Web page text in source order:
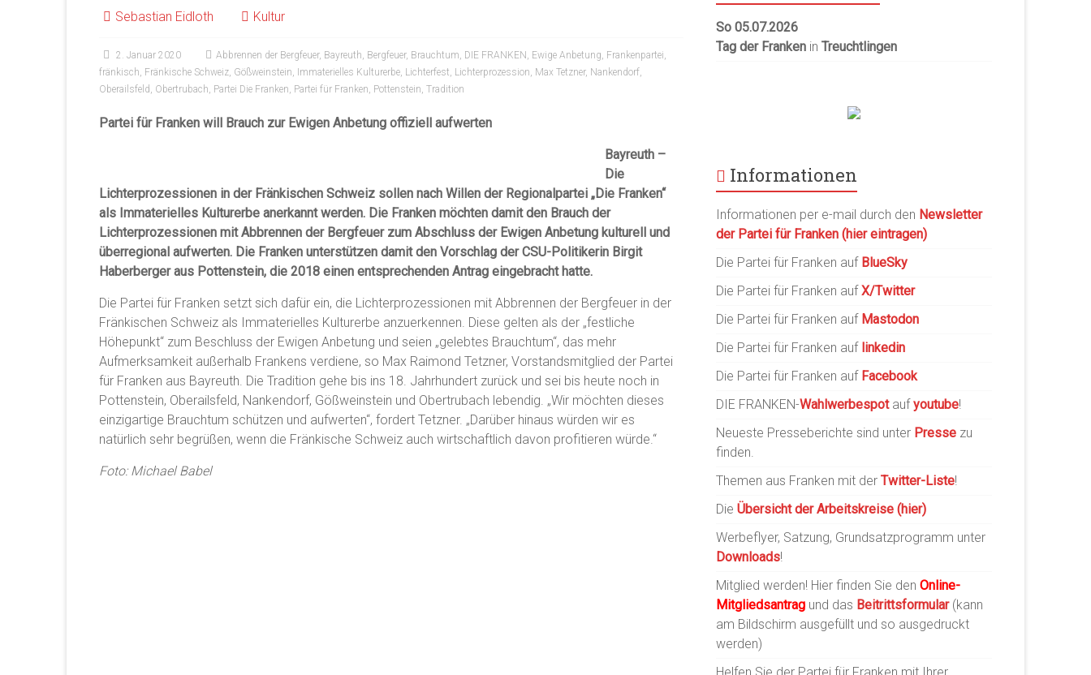
Sebastian Eidloth Kultur
2. Januar 2020 Abbrennen der Bergfeuer, Bayreuth, Bergfeuer, Brauchtum, DIE FRANKEN , Ewige Anbetung, Frankenpartei,
fränkisch, Fränkische Schweiz, Gößweinstein, Immaterielles Kulturerbe, Lichterfest, Lichterprozession, Max Tetzner, Nankendorf,
Oberailsfeld , Obertrubach, Partei Die Franken, Partei für Franken, Pottenstein, Tradition
Partei für Franken will Brauch zur Ewigen Anbetung offiziell aufwerten
Bayreuth –
Die
Lichterprozessionen in der Fränkischen Schweiz sollen nach Willen der Regionalpartei „Die Franken“
als Immaterielles Kulturerbe anerkannt werden. Die Franken möchten damit den Brauch der
Lichterprozessionen mit Abbrennen der Bergfeuer zum Abschluss der Ewigen Anbetung kulturell und
überregional aufwerten. Die Franken unterstützen damit den Vorschlag der CSU-Politikerin Birgit
Haberberger aus Pottenstein, die 2018 einen entsprechenden Antrag eingebracht hatte.
Die Partei für Franken setzt sich dafür ein, die Lichterprozessionen mit Abbrennen der Bergfeuer in der
Fränkischen Schweiz als Immaterielles Kulturerbe anzuerkennen. Diese gelten als der „festliche
Höhepunkt“ zum Beschluss der Ewigen Anbetung und seien „gelebtes Brauchtum“, das mehr
Aufmerksamkeit außerhalb Frankens verdiene, so Max Raimond Tetzner, Vorstandsmitglied der Partei
für Franken aus Bayreuth. Die Tradition gehe bis ins 18. Jahrhundert zurück und sei bis heute noch in
Pottenstein, Oberailsfeld, Nankendorf, Gößweinstein und Obertrubach lebendig. „Wir möchten dieses
einzigartige Brauchtum schützen und aufwerten“, fordert Tetzner. „Darüber hinaus würden wir es
natürlich sehr begrüßen, wenn die Fränkische Schweiz auch wirtschaftlich davon profitieren würde.“
Foto: Michael Babel
So 05.07.2026
Tag der Franken inTreuchtlingen
Informationen
Informationen per e-mail durch den Newsletter
der Partei für Franken (hier eintragen)
Die Partei für Franken auf BlueSky
Die Partei für Franken aufX/Twitter
Die Partei für Franken auf Mastodon
Die Partei für Franken auf linkedin
Die Partei für Franken auf Facebook
DIE FRANKEN-Wahlwerbespotaufyoutube!
Neueste Presseberichte sind unter Presse zu
finden.
Themen aus Franken mit derTwitter-Liste!
DieÜbersicht der Arbeitskreise (hier)
Werbeflyer, Satzung, Grundsatzprogramm unter
Downloads!
Mitglied werden! Hier finden Sie denOnline-
Mitgliedsantrag und das Beitrittsformular(kann
am Bildschirm ausgefüllt und so ausgedruckt
werden)